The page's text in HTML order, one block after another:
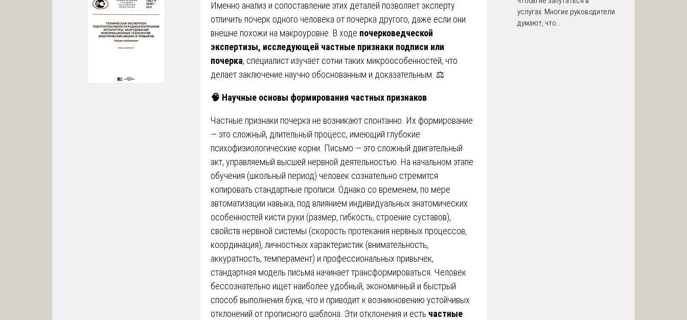
Именно анализ и сопоставление этих деталей позволяет эксперту
отличить почерк одного человека от почерка другого, даже если они
внешне похожи на макроуровне. В ходе почерковедческой
экспертизы, исследующей частные признаки подписи или
почерка, специалист изучает сотни таких микроособенностей, что
делает заключение научно обоснованным и доказательным. ⚖️
🧠 Научные основы формирования частных признаков
Частные признаки почерка не возникают спонтанно. Их формирование
— это сложный, длительный процесс, имеющий глубокие
психофизиологические корни. Письмо — это сложный двигательный
акт, управляемый высшей нервной деятельностью. На начальном этапе
обучения (школьный период) человек сознательно стремится
копировать стандартные прописи. Однако со временем, по мере
автоматизации навыка, под влиянием индивидуальных анатомических
особенностей кисти руки (размер, гибкость, строение суставов),
свойств нервной системы (скорость протекания нервных процессов,
координация), личностных характеристик (внимательность,
аккуратность, темперамент) и профессиональных привычек,
стандартная модель письма начинает трансформироваться. Человек
бессознательно ищет наиболее удобный, экономичный и быстрый
способ выполнения букв, что и приводит к возникновению устойчивых
отклонений от прописного шаблона. Эти отклонения и есть частные
услугах. Многие руководители
думают, что...